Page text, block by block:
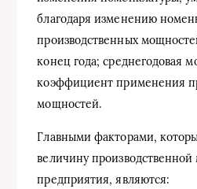
благодаря изменению
производственных
конец года; среднегодовая
коэффициент применения
мощностей.
Главными факторами,
величину
предприятия, являются: